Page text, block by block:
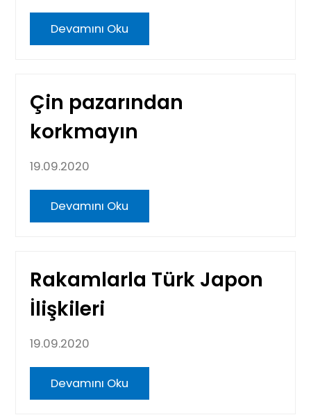
Devamını Oku
Çin pazarından
korkmayın
19.09.2020
Devamını Oku
Rakamlarla Türk Japon
İlişkileri
19.09.2020
Devamını Oku